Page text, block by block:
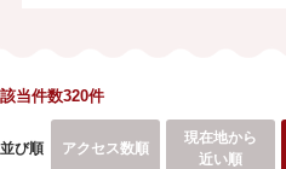
該当件数320件
並び順 アクセス数順
現在地から
近い順